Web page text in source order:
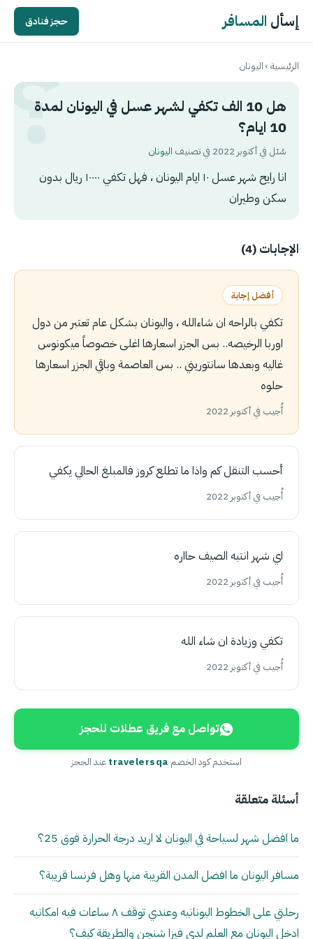
إسأل المسافر حجز فنادق
الرئيسية›اليونان
هل 10 الف تكفي لشهر عسل في اليونان لمدة
10 ايام؟
سُئل في أكتوبر 2022 في تصنيف اليونان
انا رايح شهر عسل ١٠ ايام اليونان ، فهل تكفي ١٠٠٠٠ ريال بدون
سكن وطيران
الإجابات (4)
أفضل إجابة
تكفي بالراحه ان شاءالله ، واليونان بشكل عام تعتبر من دول
اوربا الرخيصه.. بس الجزر اسعارها اغلى خصوصاً ميكونوس
غاليه وبعدها سانتوريني .. بس العاصمة وباقي الجزر اسعارها
حلوه
أُجيب في أكتوبر 2022
أحسب التنقل كم واذا ما تطلع كروز فالمبلغ الحالي يكفي
أُجيب في أكتوبر 2022
اي شهر انتبه الصيف حااره
أُجيب في أكتوبر 2022
تكفي وزيادة ان شاء الله
أُجيب في أكتوبر 2022
تواصل مع فريق عطلات للحجز
استخدم كود الخصم travelersqaعند الحجز
أسئلة متعلقة
ما افضل شهر لسياحة في اليونان لا اريد درجة الحرارة فوق 25؟
مسافر اليونان ما افضل المدن القريبة منها وهل فرنسا قريبة؟
رحلتي على الخطوط اليونانيه وعندي توقف ٨ ساعات فيه امكانيه
ادخل اليونان مع العلم لدي فيزا شنجن والطريقة كيف؟